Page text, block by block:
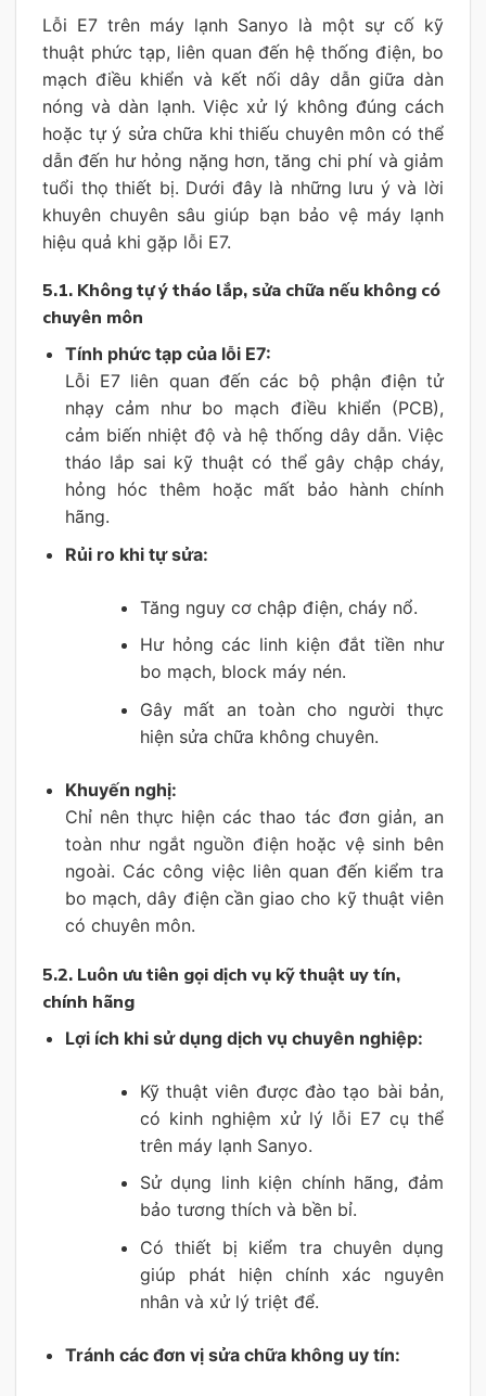
Lỗi E7 trên máy lạnh Sanyo là một sự cố kỹ
thuật phức tạp, liên quan đến hệ thống điện, bo
mạch điều khiển và kết nối dây dẫn giữa dàn
nóng và dàn lạnh. Việc xử lý không đúng cách
hoặc tự ý sửa chữa khi thiếu chuyên môn có thể
dẫn đến hư hỏng nặng hơn, tăng chi phí và giảm
tuổi thọ thiết bị. Dưới đây là những lưu ý và lời
khuyên chuyên sâu giúp bạn bảo vệ máy lạnh
hiệu quả khi gặp lỗi E7.
5.1. Không tự ý tháo lắp, sửa chữa nếu không có
chuyên môn
Tính phức tạp của lỗi E7:
Lỗi E7 liên quan đến các bộ phận điện tử
nhạy cảm như bo mạch điều khiển (PCB),
cảm biến nhiệt độ và hệ thống dây dẫn. Việc
tháo lắp sai kỹ thuật có thể gây chập cháy,
hỏng hóc thêm hoặc mất bảo hành chính
hãng.
Rủi ro khi tự sửa:
Tăng nguy cơ chập điện, cháy nổ.
Hư hỏng các linh kiện đắt tiền như
bo mạch, block máy nén.
Gây mất an toàn cho người thực
hiện sửa chữa không chuyên.
Khuyến nghị:
Chỉ nên thực hiện các thao tác đơn giản, an
toàn như ngắt nguồn điện hoặc vệ sinh bên
ngoài. Các công việc liên quan đến kiểm tra
bo mạch, dây điện cần giao cho kỹ thuật viên
có chuyên môn.
5.2. Luôn ưu tiên gọi dịch vụ kỹ thuật uy tín,
chính hãng
Lợi ích khi sử dụng dịch vụ chuyên nghiệp:
Kỹ thuật viên được đào tạo bài bản,
có kinh nghiệm xử lý lỗi E7 cụ thể
trên máy lạnh Sanyo.
Sử dụng linh kiện chính hãng, đảm
bảo tương thích và bền bỉ.
Có thiết bị kiểm tra chuyên dụng
giúp phát hiện chính xác nguyên
nhân và xử lý triệt để.
Tránh các đơn vị sửa chữa không uy tín: